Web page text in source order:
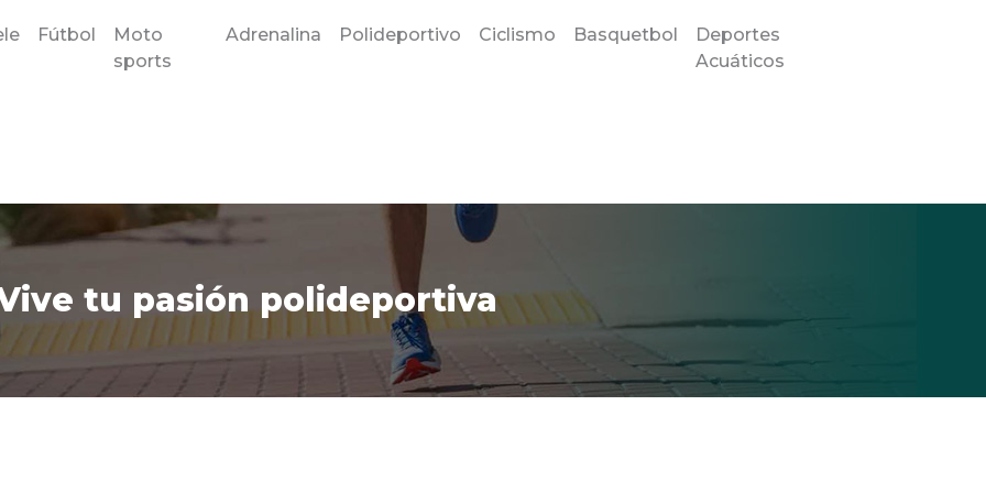
Fútbol
Moto
sports
Adrenalina Polideportivo Ciclismo Basquetbol
Deportes
Acuáticos
tu pasión polideportiva